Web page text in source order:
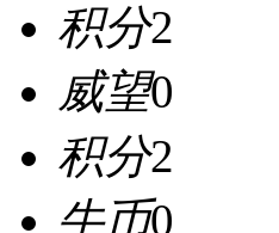
积分2
威望0
积分2
牛币0